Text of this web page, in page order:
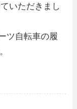
いただきまし
ツ自転車の履